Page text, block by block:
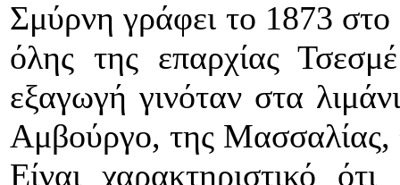
Σμύρνη γράφει το 1873 στο
όλης της επαρχίας
εξαγωγή γινόταν στα
Αμβούργο, της Μασσαλίας,
Είναι χαρακτηριστικό